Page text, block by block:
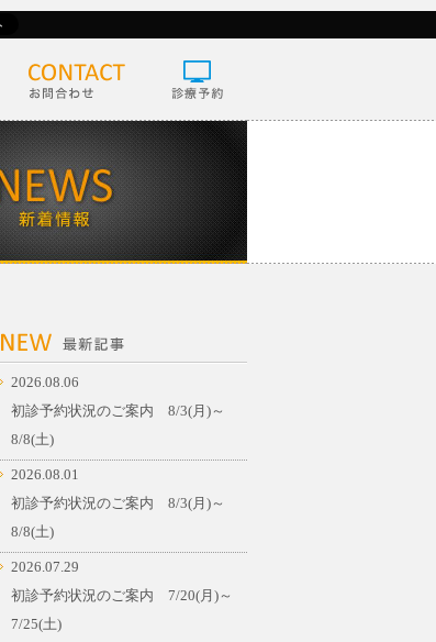
2026.08.06
初診予約状況のご案内 8/3(月)～
8/8(土)
2026.08.01
初診予約状況のご案内 8/3(月)～
8/8(土)
2026.07.29
初診予約状況のご案内 7/20(月)～
7/25(土)